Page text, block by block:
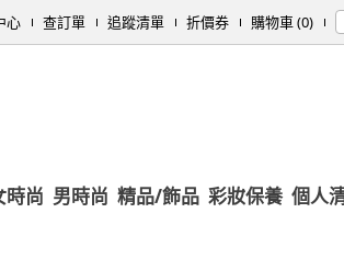
心 查訂單 追蹤清單 折價券 購物車 (0)
時尚 男時尚 精品/飾品 彩妝保養 個人